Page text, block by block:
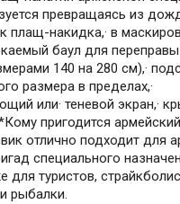
превращаясь из
плащ-накидка,· в
баул для переправы
140 на 280 см),·
размера в пределах,·
или· теневой экран,·
пригодится
отлично подходит для
специального
для туристов,
рыбалки.